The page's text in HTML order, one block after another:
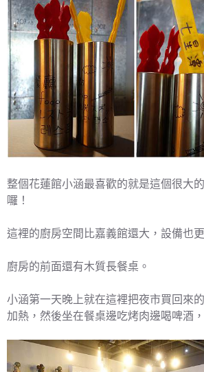
整個花蓮館小涵最喜歡的就是這個很大
囉！
這裡的廚房空間比嘉義館還大，設備也
廚房的前面還有木質長餐桌。
小涵第一天晚上就在這裡把夜市買回來
加熱，然後坐在餐桌邊吃烤肉邊喝啤酒